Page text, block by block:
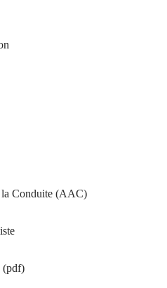
la Conduite (AAC)
(pdf)